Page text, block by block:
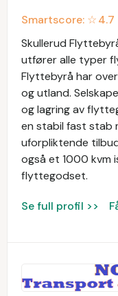
Smartscore: ☆4.7
Skullerud
utfører alle typer
Flyttebyrå har
og utland.
og lagring av
en stabil fast stab
uforpliktende
også et 1000 kvm
flyttegodset.
Se full profil >>